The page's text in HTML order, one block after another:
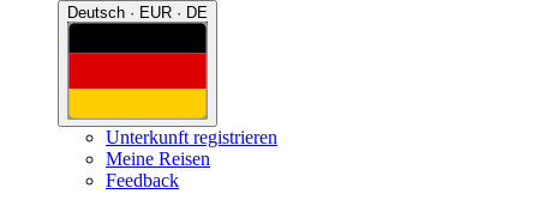
Deutsch · EUR · DE
Unterkunft registrieren
Meine Reisen
Feedback